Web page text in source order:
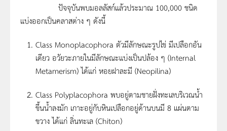
ปัจจุบันพบมอลลัสก์แล้วประมาณ 100,000 ชนิด
แบ่งออกเป็นคลาสต่าง ๆ ดังนี้
Class Monoplacophora ตัวมีลักษณะรูปไข่ มีเปลือกอัน
เดียว อวัยวะภายในมีลักษณะแบ่งเป็นปล้อง ๆ (Internal
Metamerism) ได้แก่ หอยฝาละมี (Neopilina)
Class Polyplacophora พบอยู่ตามชายฝั่งทะเลบริเวณน้ำ
ขึ้นน้ำลงมัก เกาะอยู่กับหินเปลือกอยู่ด้านบนมี 8 แผ่นตาม
ขวาง ได้แก่ ลิ่นทะเล (Chiton)